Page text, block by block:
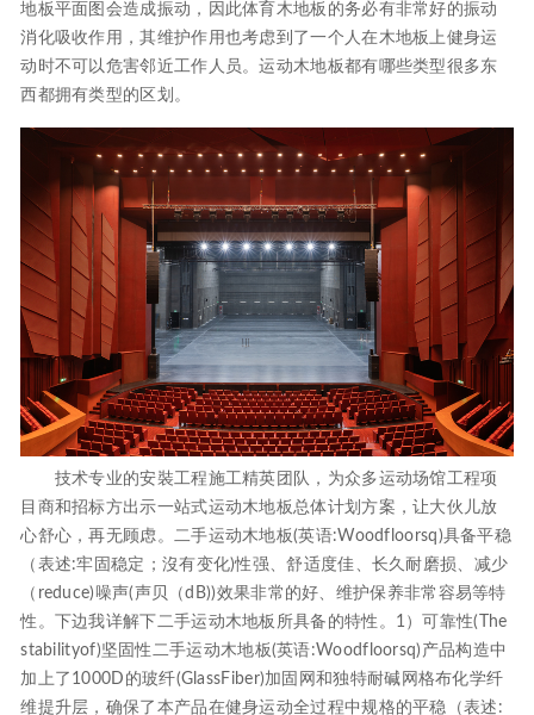
地板平面图会造成振动，因此体育木地板的务必有非常好的振动
消化吸收作用，其维护作用也考虑到了一个人在木地板上健身运
动时不可以危害邻近工作人员。运动木地板都有哪些类型很多东
西都拥有类型的区划。
技术专业的安裝工程施工精英团队，为众多运动场馆工程项
目商和招标方出示一站式运动木地板总体计划方案，让大伙儿放
心舒心，再无顾虑。二手运动木地板(英语:Woodfloorsq)具备平稳
（表述:牢固稳定；沒有变化)性强、舒适度佳、长久耐磨损、减少
（reduce)噪声(声贝（dB))效果非常的好、维护保养非常容易等特
性。下边我详解下二手运动木地板所具备的特性。1）可靠性(The
stabilityof)坚固性二手运动木地板(英语:Woodfloorsq)产品构造中
加上了1000D的玻纤(GlassFiber)加固网和独特耐碱网格布化学纤
维提升层，确保了本产品在健身运动全过程中规格的平稳（表述: